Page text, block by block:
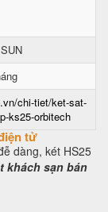
chi-tiet/ket-sat-
ks25-orbitech
tử
dàng, két HS25
khách sạn bán